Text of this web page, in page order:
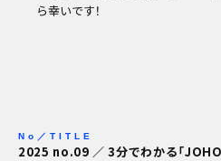
ら幸いです！
No／TITLE
2025 no.09 ／ 3分でわかる「JOHO